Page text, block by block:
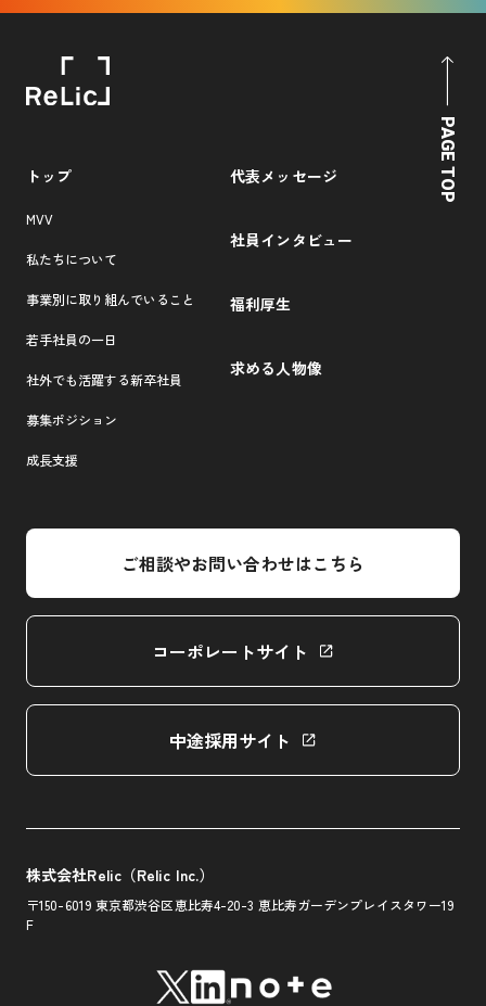
PAGE TOP
トップ
MVV
私たちについて
事業別に取り組んでいること
若手社員の一日
社外でも活躍する新卒社員
募集ポジション
成長支援
代表メッセージ
社員インタビュー
福利厚生
求める人物像
ご相談やお問い合わせはこちら
コーポレートサイト
中途採用サイト
株式会社Relic（Relic Inc.）
〒150-6019 東京都渋谷区恵比寿4-20-3 恵比寿ガーデンプレイスタワー19
F